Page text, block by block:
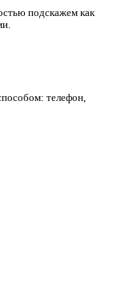
подскажем как
телефон,